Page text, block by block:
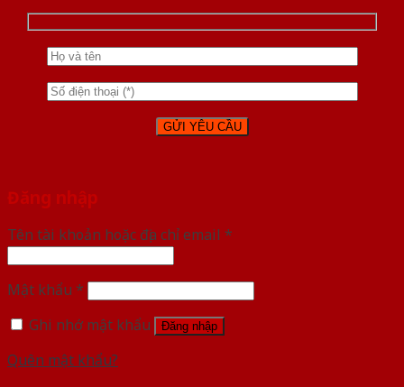
Đăng nhập
Tên tài khoản hoặc địa chỉ email *
Mật khẩu *
Ghi nhớ mật khẩu
Đăng nhập
Quên mật khẩu?